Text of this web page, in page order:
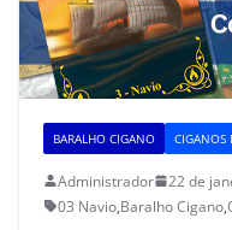
BARALHO CIGANO CIGANOS
Administrador
22 de
03 Navio,Baralho Cigano,